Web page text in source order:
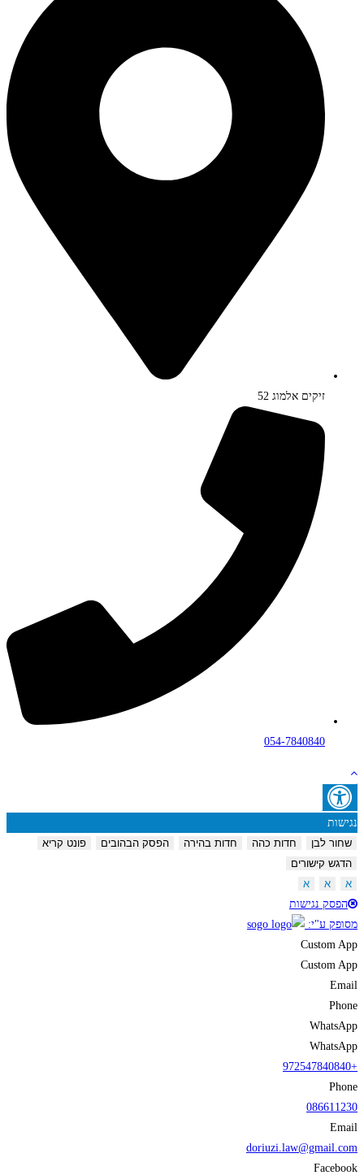
זיקים אלמוג 52
054-7840840
נגישות
שחור לבן
חדות כהה חדות בהירה הפסק הבהובים
פונט קריא
הדגש קישורים
א
א
א
הפסק נגישות
מסופק ע"י:
Custom App
Custom App
Email
Phone
WhatsApp
WhatsApp
+972547840840
Phone
086611230
Email
doriuzi.law@gmail.com
Facebook